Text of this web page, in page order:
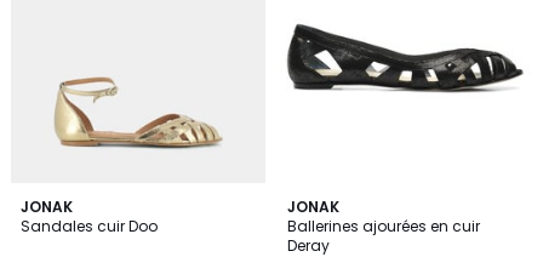
JONAK
Sandales cuir Doo
5
/
JONAK
Ballerines ajourées en cuir
Deray
4,3
/ 5
2
Couleurs